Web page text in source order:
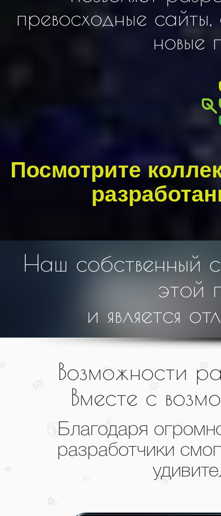
превосходные
новые
Посмотрите
Наш собственный
этой
и является
Возможности
Вместе с
Благодаря
разработчики